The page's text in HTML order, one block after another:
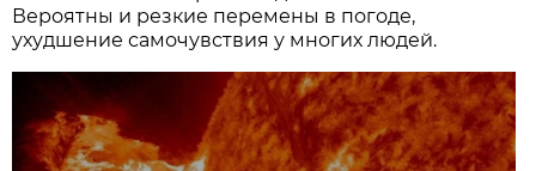
Вероятны и резкие перемены в погоде,
ухудшение самочувствия у многих людей.